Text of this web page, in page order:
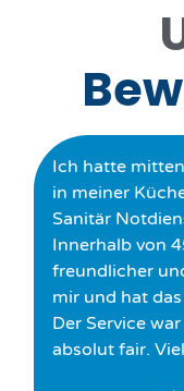
Ich hatte
in meiner
Sanitär
Innerhalb von
freundlicher
mir und hat
Der Service
absolut fair.